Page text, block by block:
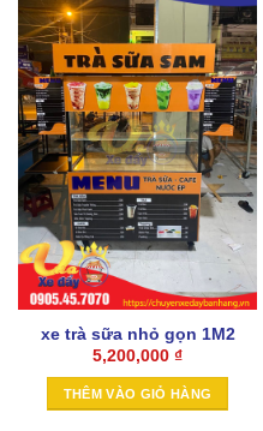
xe trà sữa nhỏ gọn 1M2
5,200,000 ₫
THÊM VÀO GIỎ HÀNG